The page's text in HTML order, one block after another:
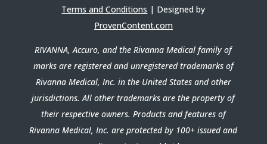
Terms and Conditions | Designed by
ProvenContent.com
RIVANNA, Accuro, and the Rivanna Medical family of
marks are registered and unregistered trademarks of
Rivanna Medical, Inc. in the United States and other
jurisdictions. All other trademarks are the property of
their respective owners. Products and features of
Rivanna Medical, Inc. are protected by 100+ issued and